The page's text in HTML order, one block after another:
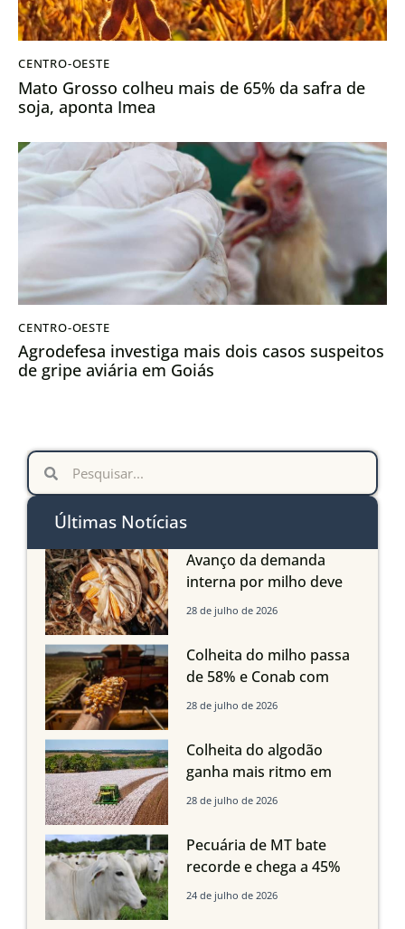
CENTRO-OESTE
Mato Grosso colheu mais de 65% da safra de
soja, aponta Imea
CENTRO-OESTE
Agrodefesa investiga mais dois casos suspeitos
de gripe aviária em Goiás
Últimas Notícias
Avanço da demanda
interna por milho deve
compensar aumento da
em Mato Grosso, aponta
Imea
28 de julho de 2026
Colheita do milho passa
de 58% e Conab com
boas produtividades em
quedas em Tocantins,
Maranhão e Piauí
28 de julho de 2026
Colheita do algodão
ganha mais ritmo em
Mato Grosso, Mato
Maranhão
28 de julho de 2026
Pecuária de MT bate
recorde e chega a 45%
dos bovinos abatidos
24 de julho de 2026